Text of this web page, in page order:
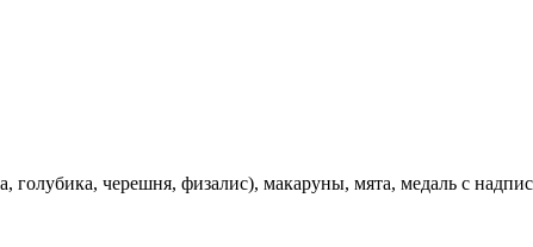
черешня, физалис), макаруны, мята, медаль с